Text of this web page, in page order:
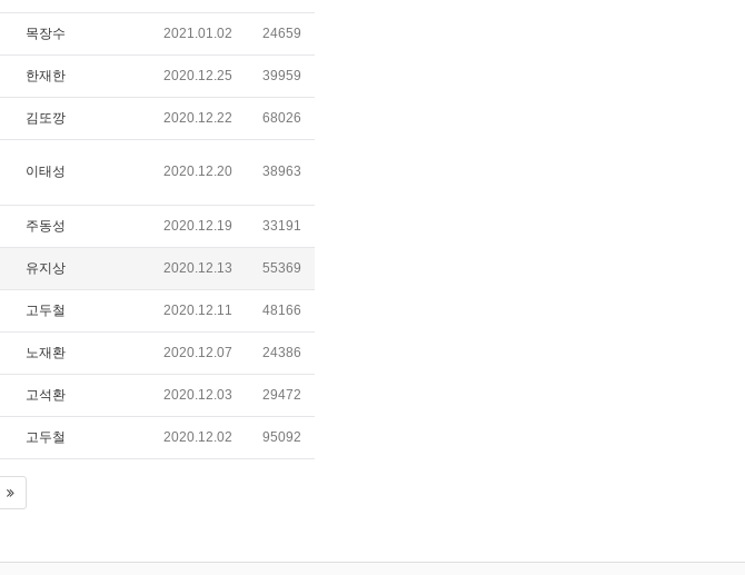
목장수 2021.01.02 24659
한재한 2020.12.25 39959
김또깡 2020.12.22 68026
이태성 2020.12.20 38963
주동성 2020.12.19 33191
유지상 2020.12.13 55369
고두철 2020.12.11 48166
노재환 2020.12.07 24386
고석환 2020.12.03 29472
고두철 2020.12.02 95092